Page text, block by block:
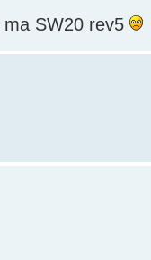
SW20 rev5